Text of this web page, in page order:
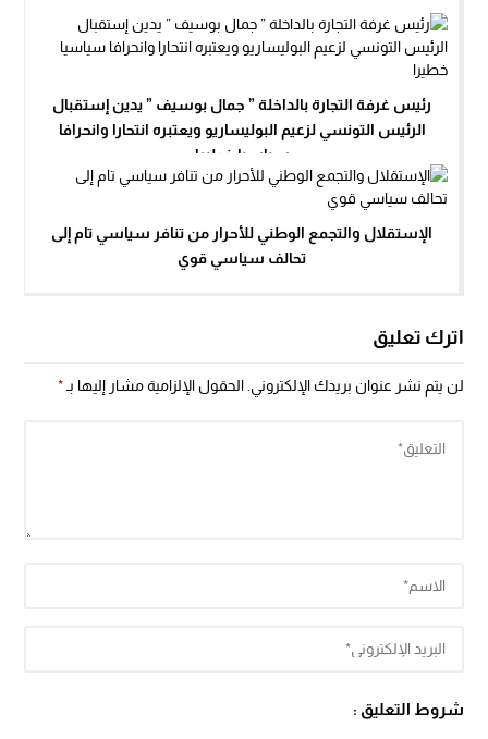
رئيس غرفة التجارة بالداخلة ” جمال بوسيف ” يدين إستقبال
الرئيس التونسي لزعيم البوليساريو ويعتبره انتحارا وانحرافا
سياسيا خطيرا
الإستقلال والتجمع الوطني للأحرار من تنافر سياسي تام إلى
تحالف سياسي قوي
اترك تعليق
لن يتم نشر عنوان بريدك الإلكتروني. الحقول الإلزامية مشار إليها بـ*
شروط التعليق :